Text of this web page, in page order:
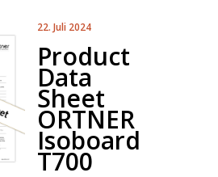
22. Juli 2024
Product
Data
Sheet
ORTNER
Isoboard
T700